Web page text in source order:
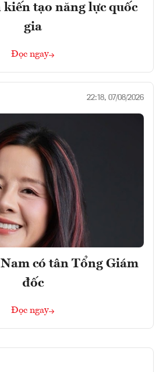
tạo năng lực quốc
gia
Đọc ngay
22:18, 07/08/2026
có tân Tổng Giám
đốc
Đọc ngay